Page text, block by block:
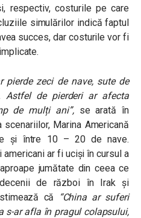
respectiv, costurile pe care
simulărilor indică faptul
succes, dar costurile vor fi
pierde zeci de nave, sute de
de pierderi ar afecta
de mulți ani”, se arată în
Marina Americană
și între 10 – 20 de nave.
ar fi uciși în cursul a
jumătate din ceea ce
de război în Irak și
că “China ar suferi
s-ar afla în pragul colapsului,